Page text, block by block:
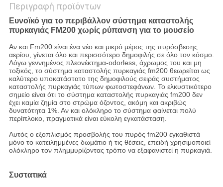
Περιγραφή προϊόντων
Ευνοϊκό για το περιβάλλον σύστημα καταστολής
πυρκαγιάς FM200 χωρίς ρύπανση για το μουσείο
Αν και Fm200 είναι ένα νέο και μικρό μέρος της πυρόσβεσης
αερίου, γίνεται όλο και περισσότερο δημοφιλής σε όλο τον κόσμο.
Λόγω γεννημένος πλεονέκτημα-odorless, άχρωμος του και μη
τοξικός, το σύστημα καταστολής πυρκαγιάς fm200 θεωρείται ως
καλύτερο υποκατάστατο της δημοφιλούς σειράς συστήματος
καταστολής πυρκαγιάς τύπων φωτοστεφάνων. Το ελκυστικότερο
σημείο είναι ότι το σύστημα καταστολής πυρκαγιάς fm200 δεν
έχει καμία ζημία στο στρώμα όζοντος, ακόμη και ακριβώς
δυνατότητα 1%. Αν και ολόκληρο το σύστημα φαίνεται πολύ
περίπλοκο, πραγματικά είναι εύκολη εγκατάσταση.
Αυτός ο εξοπλισμός προσβολής του πυρός fm200 εγκαθιστά
μόνο το κατειλημμένες δωμάτιο ή τις θέσεις, επειδή χρησιμοποιεί
ολόκληρο τον πλημμυρίζοντας τρόπο να εξαφανιστεί η πυρκαγιά.
Συστατικά